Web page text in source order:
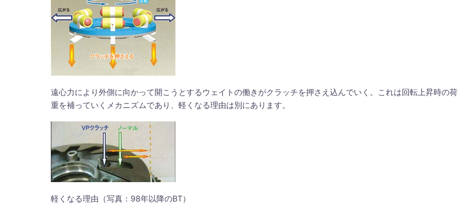
遠心力により外側に向かって開こうとするウェイトの働きがクラッチを押さえ込んでいく。これは回転上昇時の荷
重を補っていくメカニズムであり、軽くなる理由は別にあります。
軽くなる理由（写真：98年以降のBT）